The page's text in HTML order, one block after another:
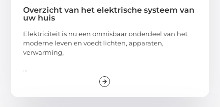
Overzicht van het elektrische systeem van
uw huis
Elektriciteit is nu een onmisbaar onderdeel van het
moderne leven en voedt lichten, apparaten,
verwarming,
...